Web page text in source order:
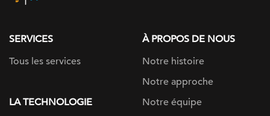
SERVICES
Tous les services
LA TECHNOLOGIE
À PROPOS DE NOUS
Notre histoire
Notre approche
Notre équipe